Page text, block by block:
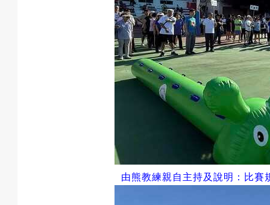
由熊教練親自主持及說明：比賽